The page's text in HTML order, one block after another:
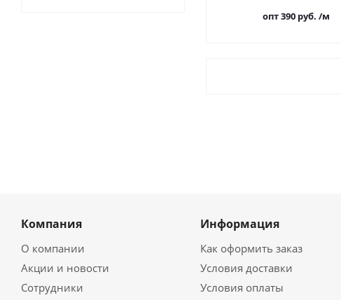
опт 390 руб. /м
Компания
О компании
Акции и новости
Сотрудники
Информация
Как оформить заказ
Условия доставки
Условия оплаты